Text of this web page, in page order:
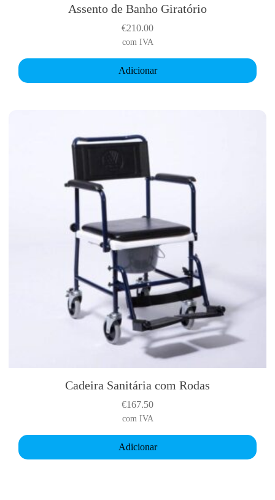
Assento de Banho Giratório
€210.00
com IVA
Adicionar
Cadeira Sanitária com Rodas
€167.50
com IVA
Adicionar